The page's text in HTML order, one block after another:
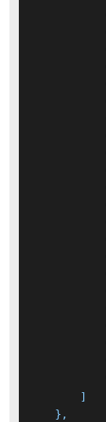
]
} ,